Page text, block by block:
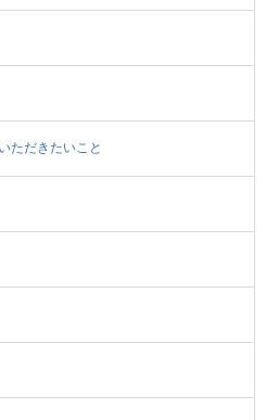
ただきたいこと